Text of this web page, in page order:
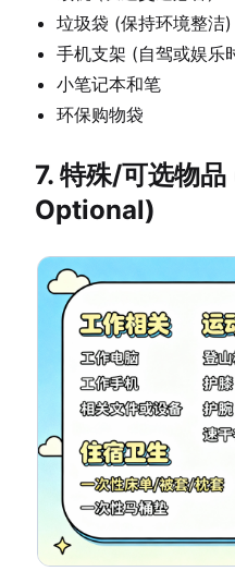
垃圾袋 (保持环境整洁)
手机支架 (自驾或娱乐
小笔记本和笔
环保购物袋
7. 特殊/可选物
Optional)